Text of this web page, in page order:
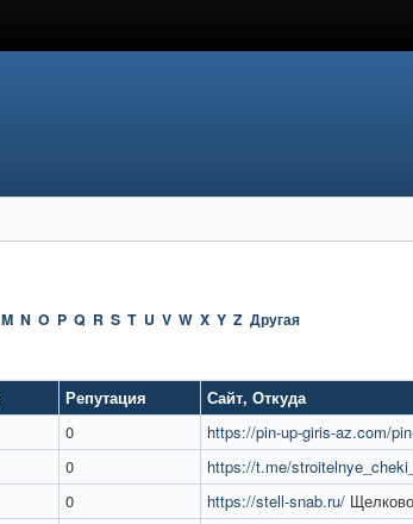
M N O P Q R S T U V W X Y Z Другая
Репутация Сайт, Откуда
0 https://pin-up-giris-az.com/
0 https://t.me/
0 https://stell-snab.ru/ Щелково